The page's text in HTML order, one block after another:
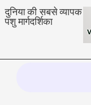
दुनिया की सबसे व्यापक
पशु मार्गदर्शिका